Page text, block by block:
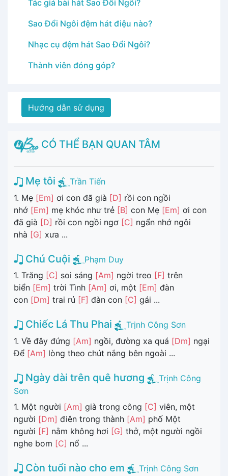
Tác giả bài hát Sao Đổi Ngôi?
Sao Đổi Ngôi đệm hát điệu nào?
Nhạc cụ đệm hát Sao Đổi Ngôi?
Thành viên đóng góp?
Hướng dẫn sử dụng
CÓ THỂ BẠN QUAN TÂM
Mẹ tôi
Trần Tiến
1. Mẹ [Em] ơi con đã già [D] rồi con ngồi
nhớ [Em] mẹ khóc như trẻ [B] con Mẹ [Em] ơi con
đã già [D] rồi con ngồi ngơ [C] ngẩn nhớ ngôi
nhà [G] xưa ...
Chú Cuội
Phạm Duy
1. Trăng [C] soi sáng [Am] ngời treo [F] trên
biển [Em] trời Tình [Am] ơi, một [Em] đàn
con [Dm] trai rủ [F] đàn con [C] gái ...
Chiếc Lá Thu Phai
Trịnh Công Sơn
1. Về đây đứng [Am] ngồi, đường xa quá [Dm] ngại
Để [Am] lòng theo chút nắng bên ngoài ...
Ngày dài trên quê hương
Trịnh Công
Sơn
1. Một người [Am] già trong công [C] viên, một
người [Dm] điên trong thành [Am] phố Một
người [F] nằm không hơi [G] thở, một người ngồi
nghe bom [C] nổ ...
Còn tuổi nào cho em Trịnh Công Sơn